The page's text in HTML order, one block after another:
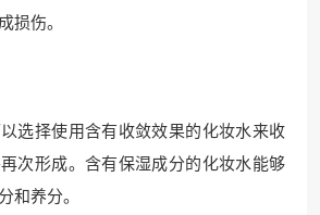
损伤。
选择使用含有收敛效果的化妆水来收
次形成。含有保湿成分的化妆水能够
和养分。